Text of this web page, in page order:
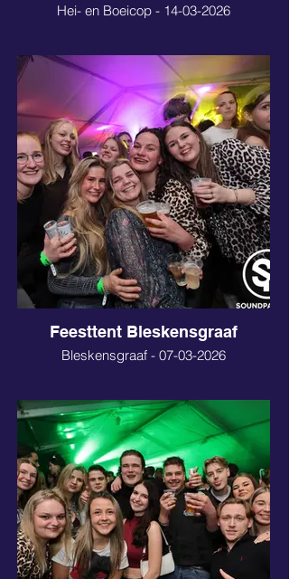
Hei- en Boeicop - 14-03-2026
Feesttent Bleskensgraaf
Bleskensgraaf - 07-03-2026